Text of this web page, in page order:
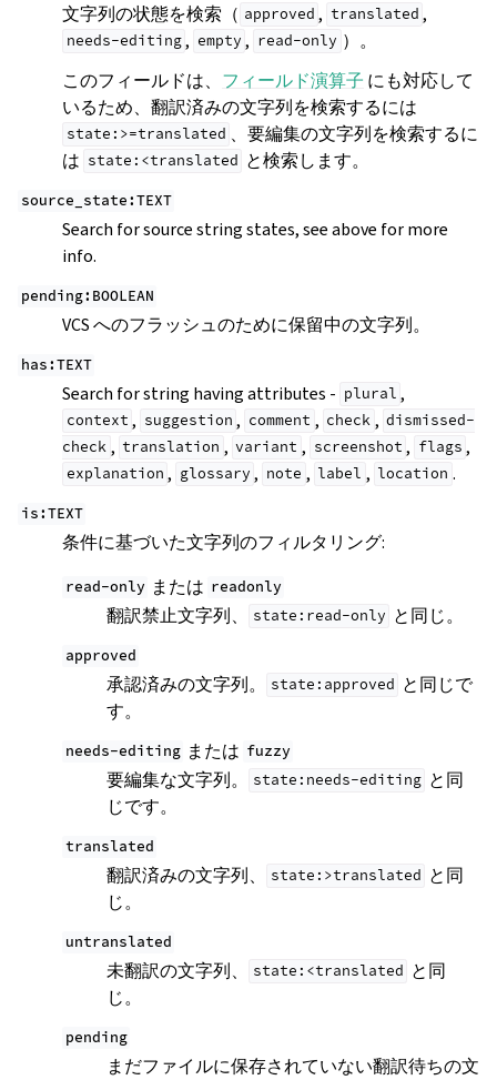
文字列の状態を検索（ approved , translated ,
needs-editing , empty , read-only ）。
このフィールドは、 フィールド演算子 にも対応して
いるため、翻訳済みの文字列を検索するには
state:>=translated 、要編集の文字列を検索するに
は state:<translated と検索します。
source_state:TEXT
Search for source string states, see above for more
info.
pending:BOOLEAN
VCS へのフラッシュのために保留中の文字列。
has:TEXT
Search for string having attributes - plural ,
context , suggestion , comment , check , dismissed-
check , translation , variant , screenshot , flags ,
explanation , glossary , note , label , location .
is:TEXT
条件に基づいた文字列のフィルタリング:
read-only または readonly
翻訳禁止文字列、 state:read-only と同じ。
approved
承認済みの文字列。 state:approved と同じで
す。
needs-editing または fuzzy
要編集な文字列。 state:needs-editing と同
じです。
translated
翻訳済みの文字列、 state:>translated と同
じ。
untranslated
未翻訳の文字列、 state:<translated と同
じ。
pending
まだファイルに保存されていない翻訳待ちの文